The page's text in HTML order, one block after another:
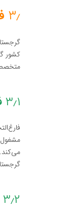
۳٫
کشور
۳٫۱
مشغول
۳٫۲